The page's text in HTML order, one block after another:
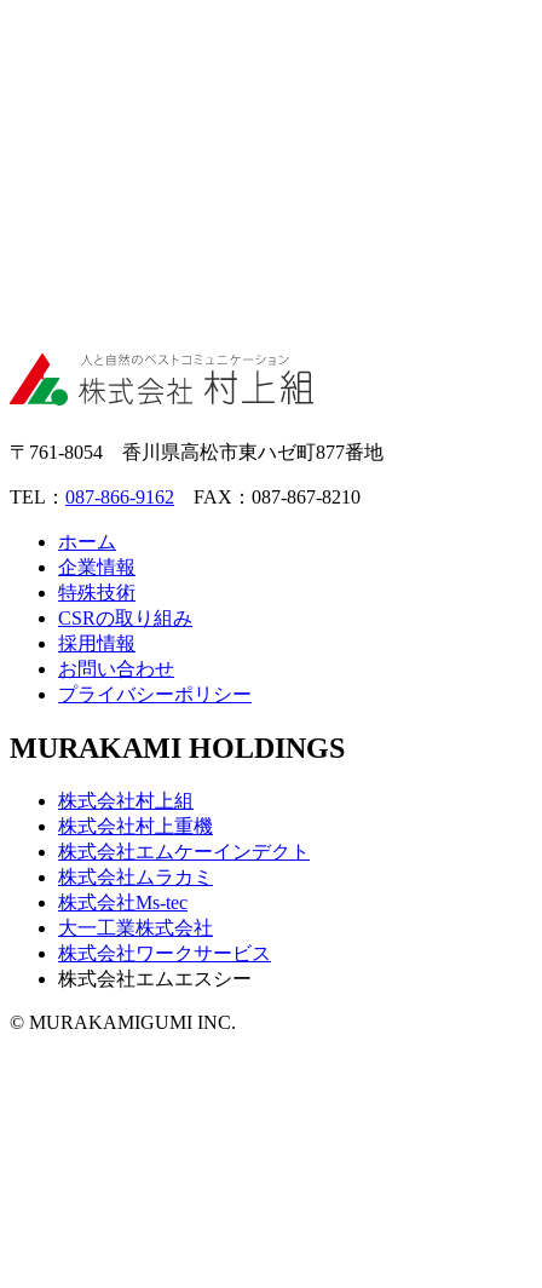
〒761-8054 香川県高松市東ハゼ町877番地
TEL： 087-866-9162 FAX：087-867-8210
ホーム
企業情報
特殊技術
CSRの取り組み
採用情報
お問い合わせ
プライバシーポリシー
MURAKAMI HOLDINGS
株式会社村上組
株式会社村上重機
株式会社エムケーインデクト
株式会社ムラカミ
株式会社Ms-tec
大一工業株式会社
株式会社ワークサービス
株式会社エムエスシー
© MURAKAMIGUMI INC.